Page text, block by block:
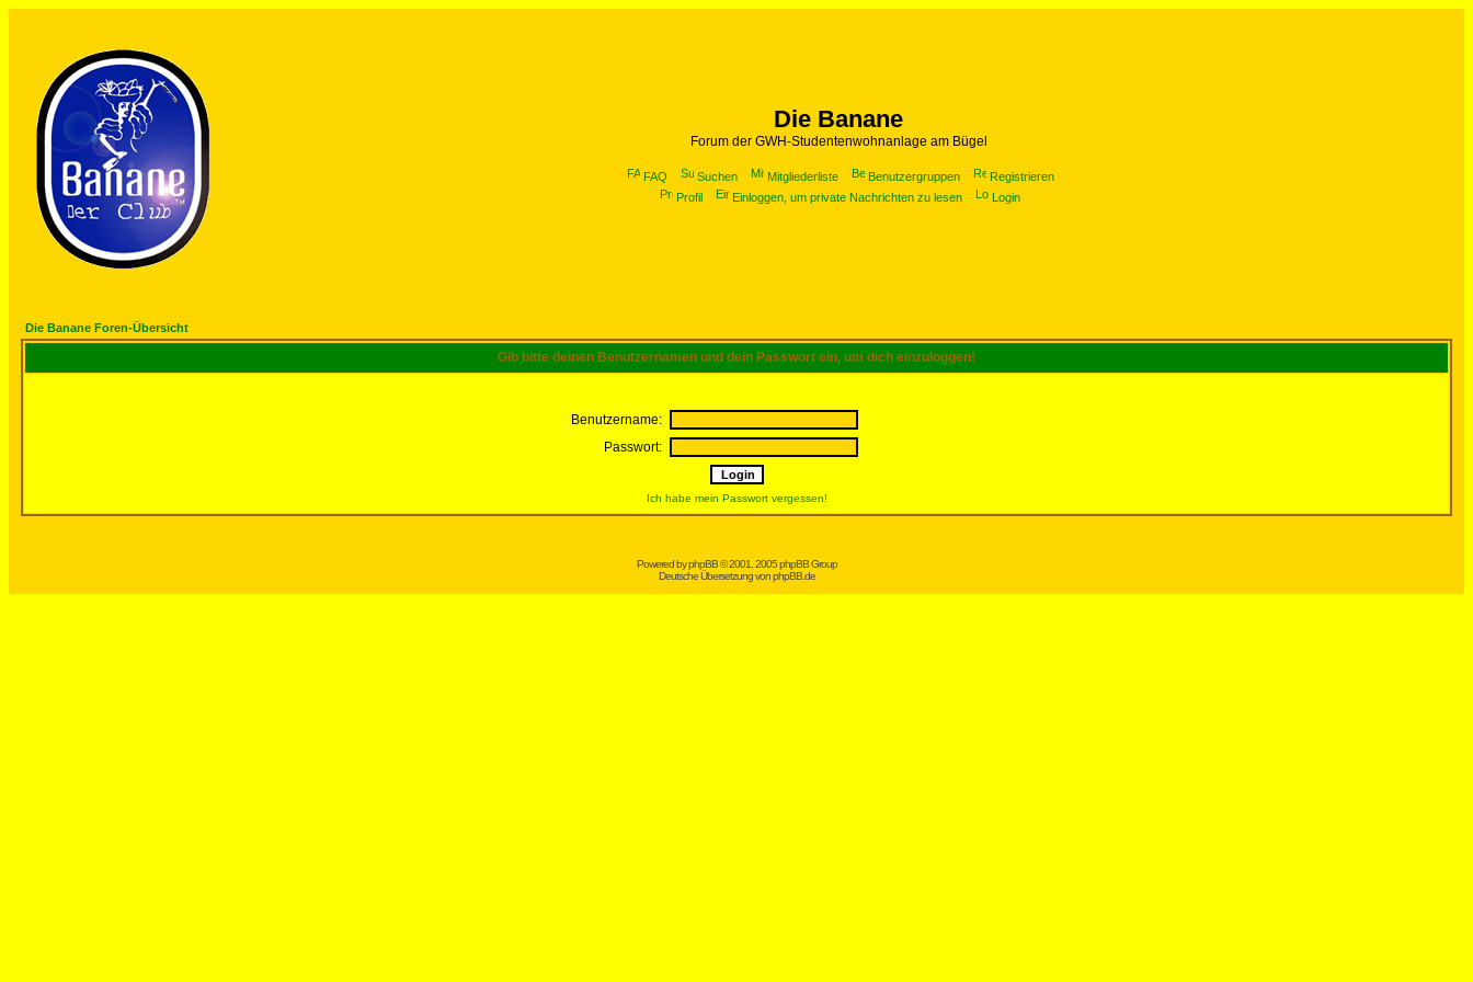
Die Banane
Forum der GWH-Studentenwohnanlage am Bügel
FAQ Suchen Mitgliederliste Benutzergruppen
Registrieren
Profil
Einloggen, um private Nachrichten zu lesen Login
Die Banane Foren-Übersicht
Gib bitte deinen Benutzernamen und dein Passwort ein, um dich einzuloggen!
Benutzername:
Passwort:
Ich habe mein Passwort vergessen!
Powered byphpBB© 2001, 2005 phpBB Group
Deutsche Übersetzung vonphpBB.de